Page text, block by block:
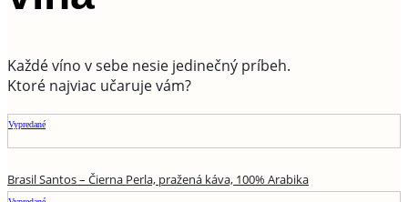
Každé víno v sebe nesie jedinečný príbeh.
Ktoré najviac učaruje vám?
Vypredané
Brasil Santos – Čierna Perla, pražená káva, 100% Arabika